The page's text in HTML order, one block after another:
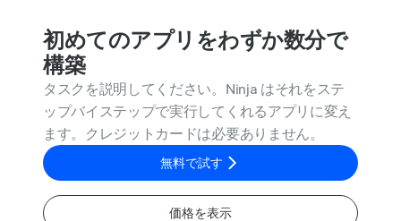
初めてのアプリをわずか数分で
構築
タスクを説明してください。Ninja はそれをステ
ップバイステップで実行してくれるアプリに変え
ます。クレジットカードは必要ありません。
無料で試す
価格を表示